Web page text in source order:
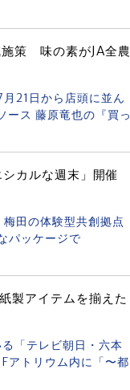
策 味の素がJA全農
21日から店頭に並ん
ース 藤原竜也の『買っ
カルな週末」開催
田の体験型共創拠点
パッケージで
製アイテムを揃えた
「テレビ朝日・六本
アトリウム内に「〜都